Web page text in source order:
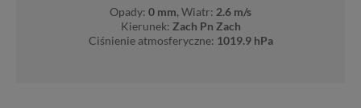
Opady: 0 mm, Wiatr: 2.6 m/s
Kierunek: Zach Pn Zach
Ciśnienie atmosferyczne: 1019.9 hPa